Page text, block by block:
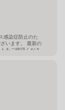
感染症防止のた
います。 最新の
をご確認くださ